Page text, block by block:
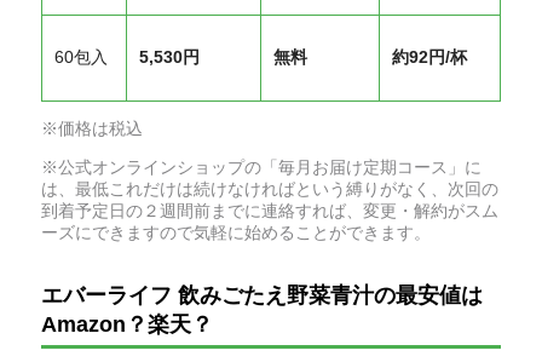
60包入 5,530円 無料 約92円/杯
※価格は税込
※公式オンラインショップの「毎月お届け定期コース」に
は、最低これだけは続けなければという縛りがなく、次回の
到着予定日の２週間前までに連絡すれば、変更・解約がスム
ーズにできますので気軽に始めることができます。
エバーライフ 飲みごたえ野菜青汁の最安値は
Amazon？楽天？